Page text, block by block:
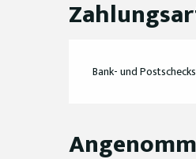
Bank- und Postschecks